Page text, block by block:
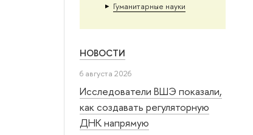
Гуманитарные науки
НОВОСТИ
6 августа 2026
Исследователи ВШЭ показали,
как создавать регуляторную
ДНК напрямую